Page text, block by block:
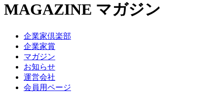
MAGAZINE マガジン
企業家倶楽部
企業家賞
マガジン
お知らせ
運営会社
会員用ページ